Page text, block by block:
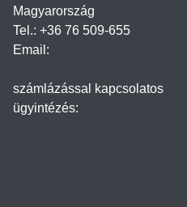
Magyarország
Tel.: +36 76 509-655
Email:
számlázással kapcsolatos
ügyintézés: